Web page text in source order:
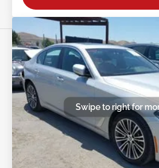
Swipe to right for